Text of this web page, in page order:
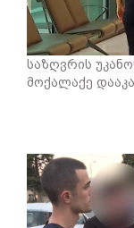
საზღვრის
მოქალაქე